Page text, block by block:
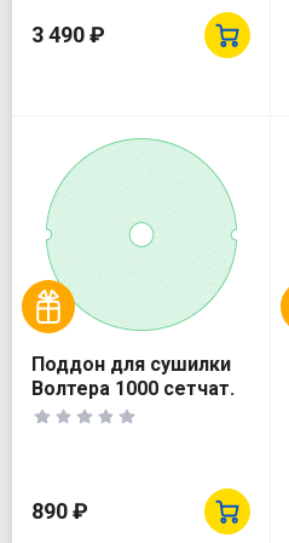
3 490 ₽
Поддон для сушилки
Волтера 1000 сетчат.
890 ₽